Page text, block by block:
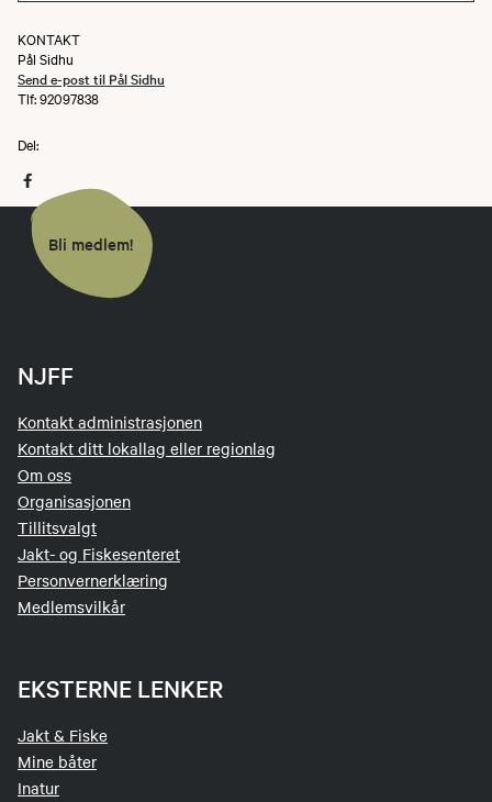
KONTAKT
Pål Sidhu
Send e-post til Pål Sidhu
Tlf: 92097838
Del:
Bli medlem!
NJFF
Kontakt administrasjonen
Kontakt ditt lokallag eller regionlag
Om oss
Organisasjonen
Tillitsvalgt
Jakt- og Fiskesenteret
Personvernerklæring
Medlemsvilkår
EKSTERNE LENKER
Jakt & Fiske
Mine båter
Inatur